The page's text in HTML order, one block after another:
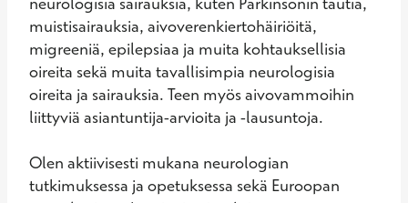
muistisairauksia, aivoverenkiertohäiriöitä,
migreeniä, epilepsiaa ja muita kohtauksellisia
oireita sekä muita tavallisimpia neurologisia
oireita ja sairauksia. Teen myös aivovammoihin
liittyviä asiantuntija-arvioita ja -lausuntoja.
Olen aktiivisesti mukana neurologian
tutkimuksessa ja opetuksessa sekä Euroopan